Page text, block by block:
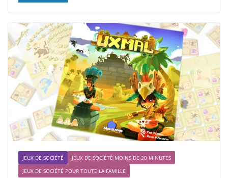
JEUX DE SOCIÉTÉ
JEUX DE SOCIÉTÉ MOINS DE 20 MINUTES
JEUX DE SOCIÉTÉ POUR TOUTE LA FAMILLE